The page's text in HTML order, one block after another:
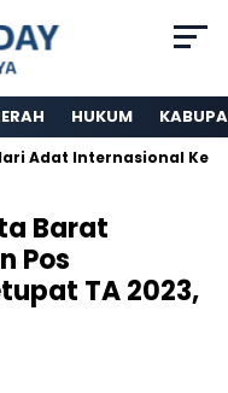
HUKUM
Internasional Ke 39
Barat
Pos
TA 2023,